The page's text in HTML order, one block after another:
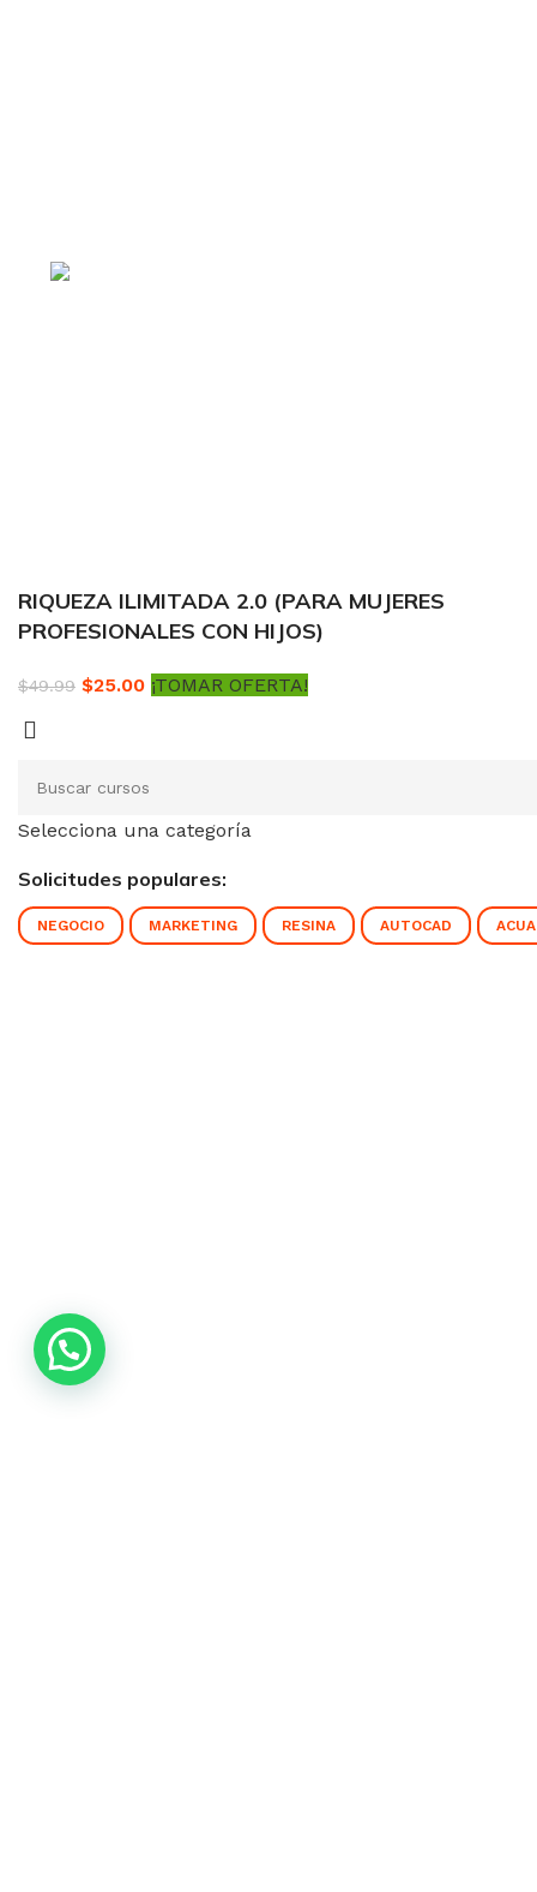
RIQUEZA ILIMITADA 2.0 (PARA MUJERES
PROFESIONALES CON HIJOS)
$49.99 $25.00 ¡TOMAR OFERTA!
Selecciona una categoría
Solicitudes populares:
NEGOCIO MARKETING RESINA AUTOCAD